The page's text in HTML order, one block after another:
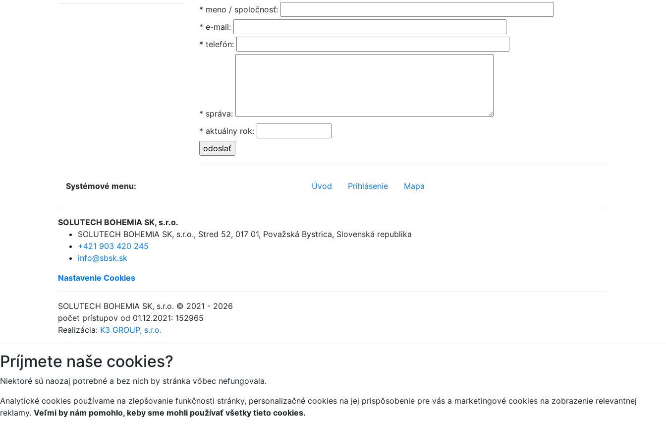
* meno / spoločnosť:
* e-mail:
* telefón:
* správa:
* aktuálny rok:
Systémové menu: Úvod Prihlásenie Mapa
SOLUTECH BOHEMIA SK, s.r.o.
SOLUTECH BOHEMIA SK, s.r.o., Stred 52, 017 01, Považská Bystrica, Slovenská republika
+421 903 420 245
info@sbsk.sk
Nastavenie Cookies
SOLUTECH BOHEMIA SK, s.r.o. © 2021 - 2026
počet prístupov od 01.12.2021: 152965
Realizácia: K3 GROUP, s.r.o.
Príjmete naše cookies?
Niektoré sú naozaj potrebné a bez nich by stránka vôbec nefungovala.
Analytické cookies používame na zlepšovanie funkčnosti stránky, personalizačné cookies na jej prispôsobenie pre vás a marketingové cookies na zobrazenie relevantnej
reklamy. Veľmi by nám pomohlo, keby sme mohli používať všetky tieto cookies.